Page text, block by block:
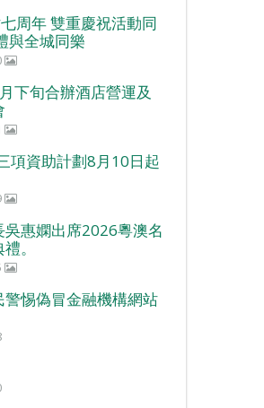
周年 雙重慶祝活動同
與全城同樂
下旬合辦酒店營運及
項資助計劃8月10日起
惠嫻出席2026粵澳名
。
惕偽冒金融機構網站